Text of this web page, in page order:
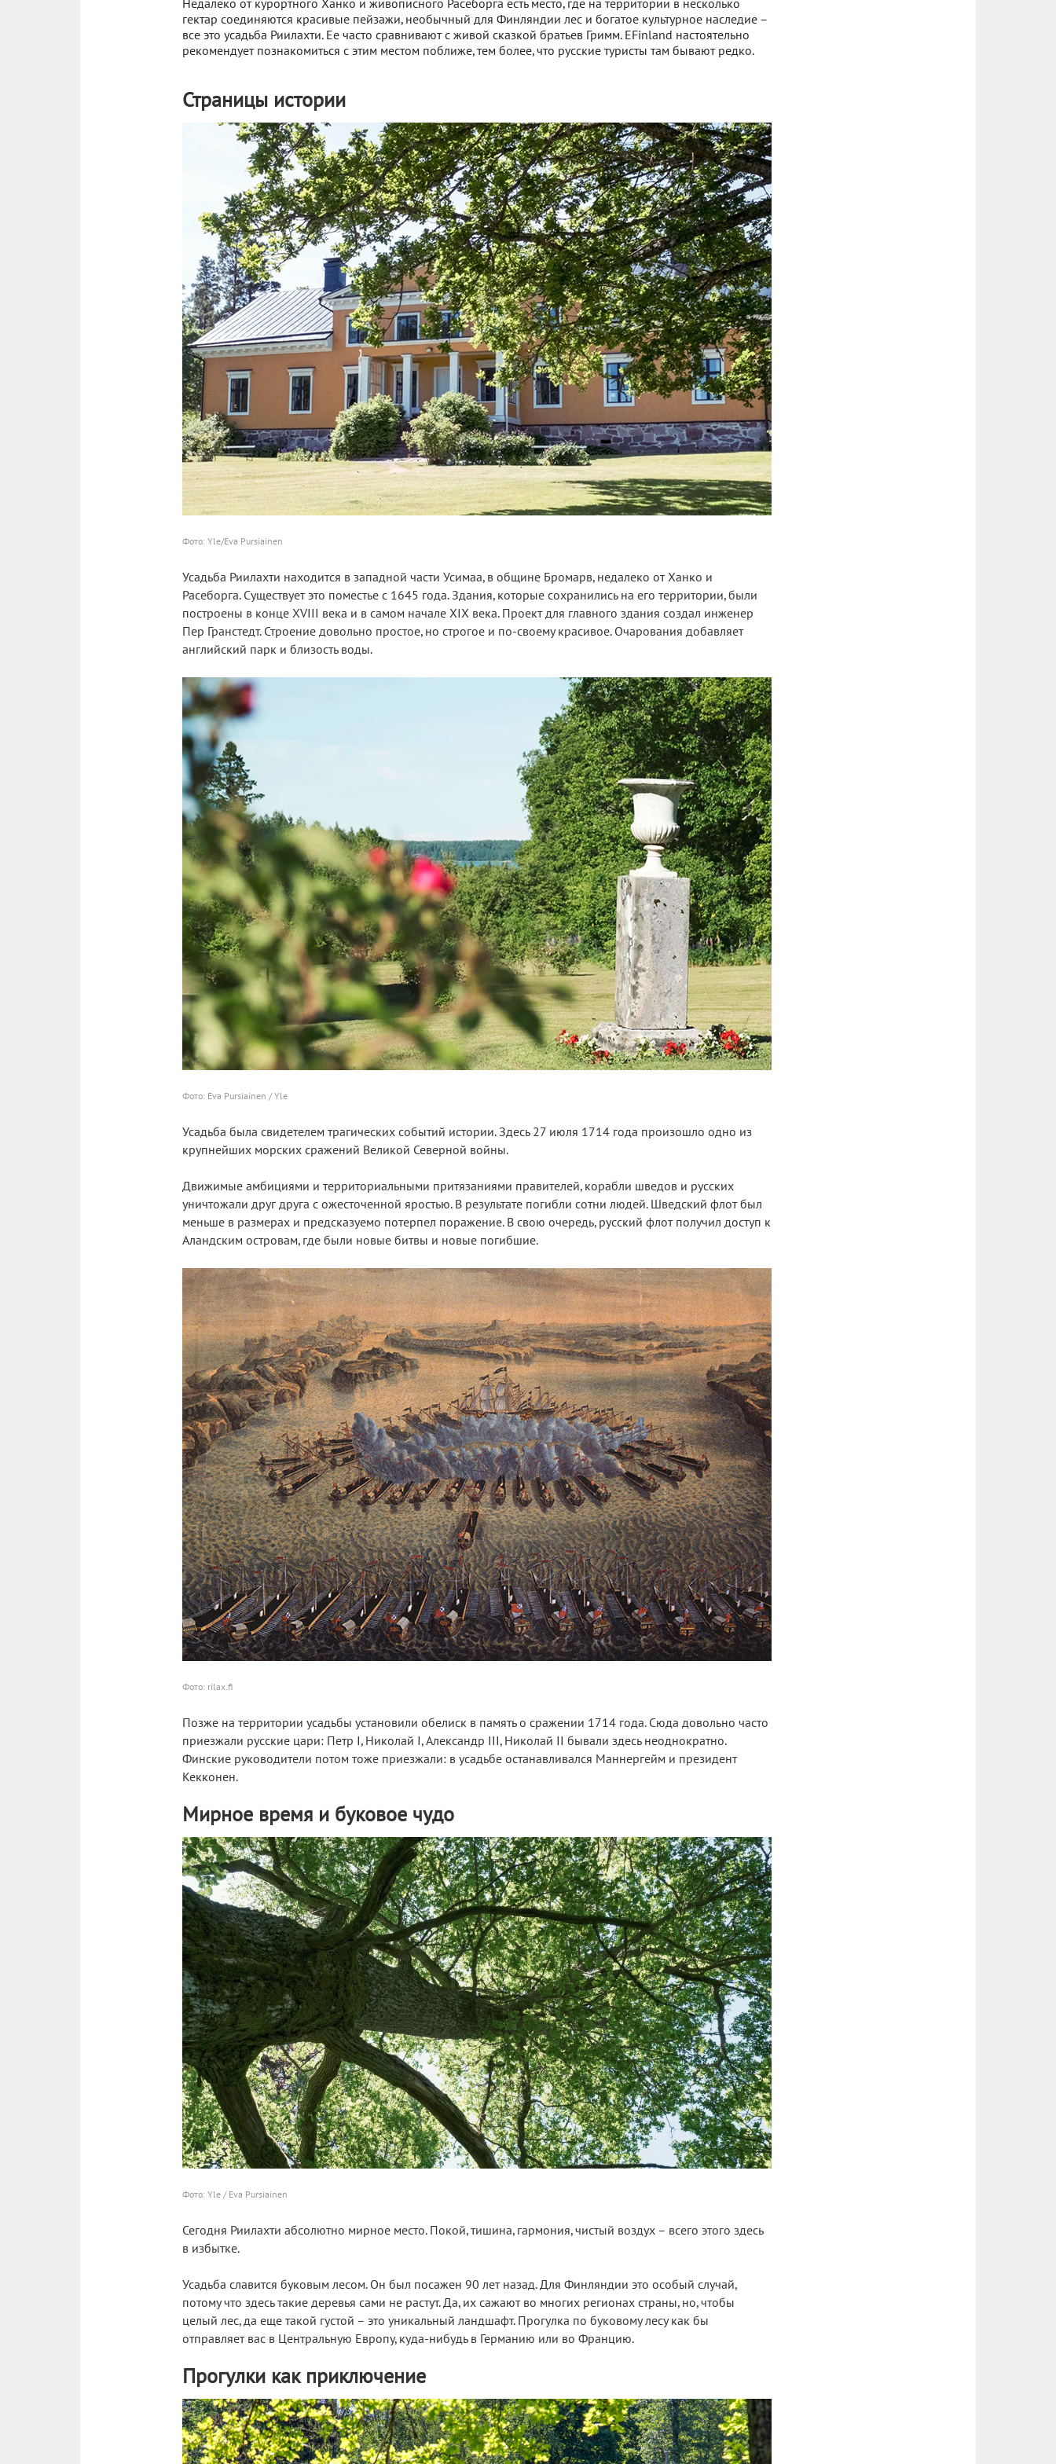
Недалеко от курортного Ханко и живописного Расеборга есть место, где на территории в несколько
гектар соединяются красивые пейзажи, необычный для Финляндии лес и богатое культурное наследие –
все это усадьба Риилахти. Ее часто сравнивают с живой сказкой братьев Гримм. EFinland настоятельно
рекомендует познакомиться с этим местом поближе, тем более, что русские туристы там бывают редко.
Страницы истории
Фото: Yle/Eva Pursiainen
Усадьба Риилахти находится в западной части Усимаа, в общине Бромарв, недалеко от Ханко и
Расеборга. Существует это поместье с 1645 года. Здания, которые сохранились на его территории, были
построены в конце XVIII века и в самом начале XIX века. Проект для главного здания создал инженер
Пер Гранстедт. Строение довольно простое, но строгое и по-своему красивое. Очарования добавляет
английский парк и близость воды.
Фото: Eva Pursiainen / Yle
Усадьба была свидетелем трагических событий истории. Здесь 27 июля 1714 года произошло одно из
крупнейших морских сражений Великой Северной войны.
Движимые амбициями и территориальными притязаниями правителей, корабли шведов и русских
уничтожали друг друга с ожесточенной яростью. В результате погибли сотни людей. Шведский флот был
меньше в размерах и предсказуемо потерпел поражение. В свою очередь, русский флот получил доступ к
Аландским островам, где были новые битвы и новые погибшие.
Фото: rilax.fi
Позже на территории усадьбы установили обелиск в память о сражении 1714 года. Сюда довольно часто
приезжали русские цари: Петр I, Николай I, Александр III, Николай II бывали здесь неоднократно.
Финские руководители потом тоже приезжали: в усадьбе останавливался Маннергейм и президент
Кекконен.
Мирное время и буковое чудо
Фото: Yle / Eva Pursiainen
Сегодня Риилахти абсолютно мирное место. Покой, тишина, гармония, чистый воздух – всего этого здесь
в избытке.
Усадьба славится буковым лесом. Он был посажен 90 лет назад. Для Финляндии это особый случай,
потому что здесь такие деревья сами не растут. Да, их сажают во многих регионах страны, но, чтобы
целый лес, да еще такой густой – это уникальный ландшафт. Прогулка по буковому лесу как бы
отправляет вас в Центральную Европу, куда-нибудь в Германию или во Францию.
Прогулки как приключение